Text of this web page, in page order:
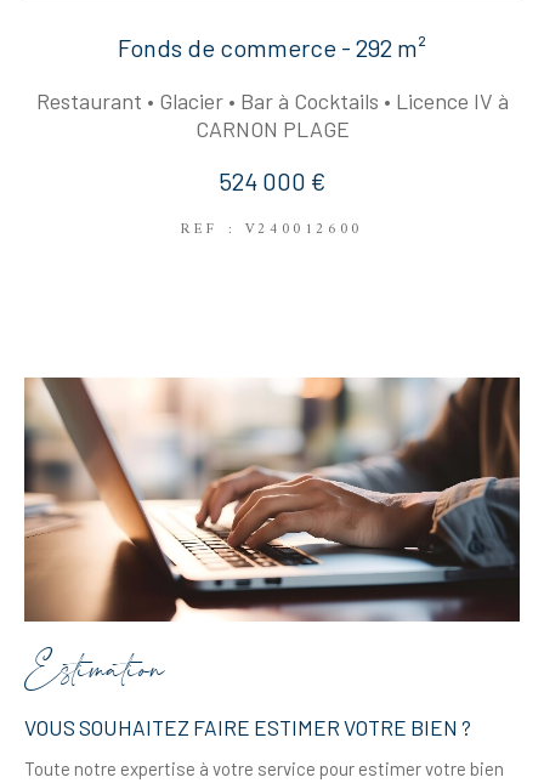
Fonds de commerce - 292 m²
Restaurant • Glacier • Bar à Cocktails • Licence IV à
CARNON PLAGE
524 000 €
REF : V240012600
Estimation
VOUS SOUHAITEZ FAIRE ESTIMER VOTRE BIEN ?
Toute notre expertise à votre service pour estimer votre bien